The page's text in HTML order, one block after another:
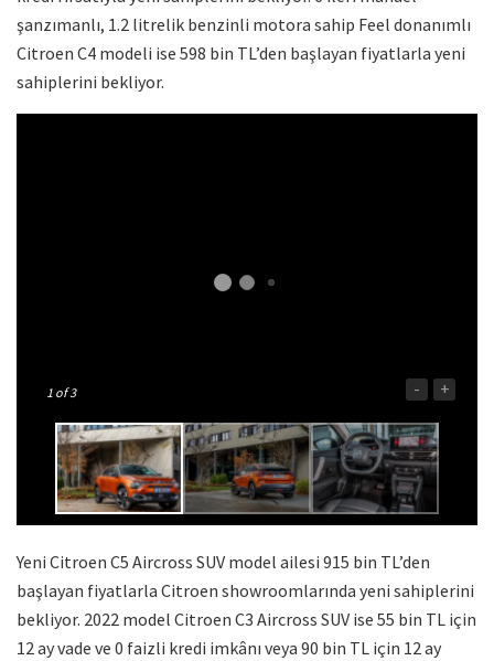
şanzımanlı, 1.2 litrelik benzinli motora sahip Feel donanımlı
Citroen C4 modeli ise 598 bin TL’den başlayan fiyatlarla yeni
sahiplerini bekliyor.
1 of 3 - +
Yeni Citroen C5 Aircross SUV model ailesi 915 bin TL’den
başlayan fiyatlarla Citroen showroomlarında yeni sahiplerini
bekliyor. 2022 model Citroen C3 Aircross SUV ise 55 bin TL için
12 ay vade ve 0 faizli kredi imkânı veya 90 bin TL için 12 ay